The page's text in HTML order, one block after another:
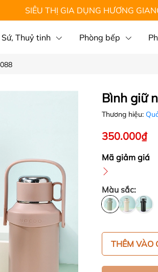
SIÊU THỊ GIA DỤNG HƯƠNG
Sứ, Thuỷ tinh Phòng bếp
Bình giữ
Thương hiệu:
350.000₫
Mã giảm giá
Màu sắc:
THÊM VÀO